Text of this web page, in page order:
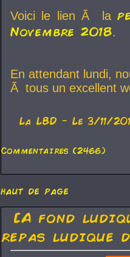
Voici le lien Ã la
Novembre 2018.
En attendant lundi,
Ã tous un excellent
La LBD - Le 3/11/
Commentaires (2466)
haut de page
[A fond
repas ludique